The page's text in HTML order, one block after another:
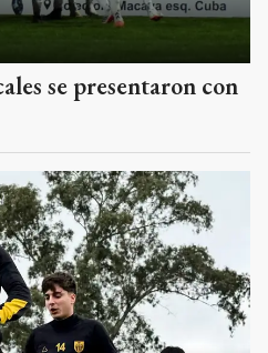
se presentaron con